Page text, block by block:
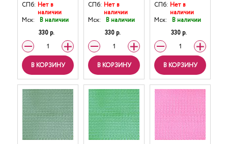
СПб: Нет в
наличии
Мск:
В наличии
330 р.
В КОРЗИНУ
СПб: Нет в
наличии
Мск:
В наличии
330 р.
В КОРЗИНУ
СПб: Нет в
наличии
Мск:
В наличии
330 р.
В КОРЗИНУ